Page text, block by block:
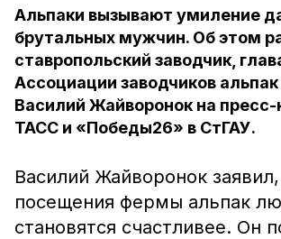
Альпаки вызывают умиление
брутальных мужчин. Об этом
ставропольский заводчик,
Ассоциации заводчиков
Василий Жайворонок на
ТАСС и «Победы26» в СтГАУ.
Василий Жайворонок
посещения фермы альпак
становятся счастливее. Он